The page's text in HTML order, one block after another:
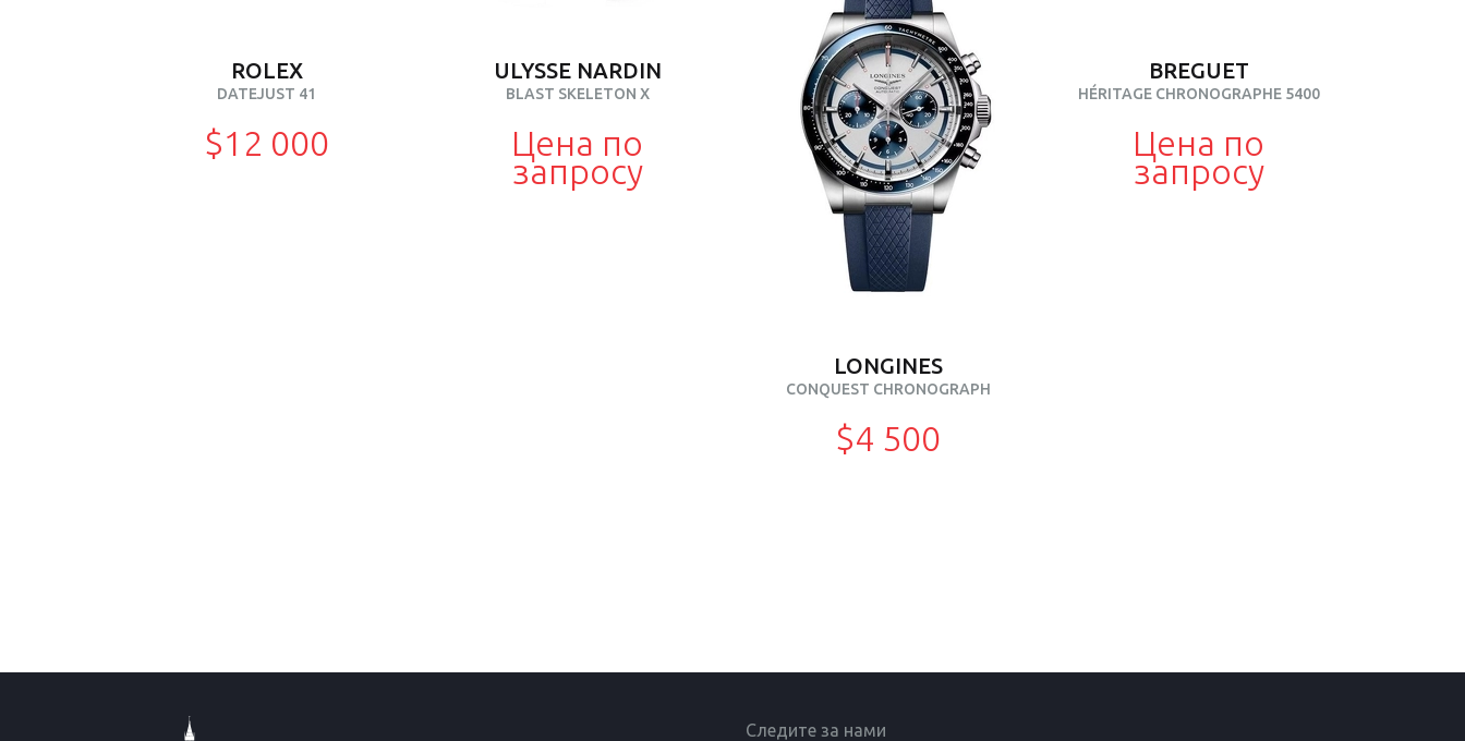
ROLEX
DATEJUST 41
$12 000
ULYSSE NARDIN
BLAST SKELETON X
Цена по
запросу
LONGINES
CONQUEST CHRONOGRAPH
$4 500
BREGUET
HÉRITAGE CHRONOGRAPHE 5400
Цена по
запросу
Следите за нами